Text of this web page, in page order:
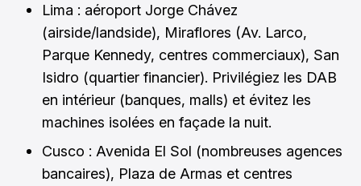
Lima : aéroport Jorge Chávez
(airside/landside), Miraflores (Av. Larco,
Parque Kennedy, centres commerciaux), San
Isidro (quartier financier). Privilégiez les DAB
en intérieur (banques, malls) et évitez les
machines isolées en façade la nuit.
Cusco : Avenida El Sol (nombreuses agences
bancaires), Plaza de Armas et centres